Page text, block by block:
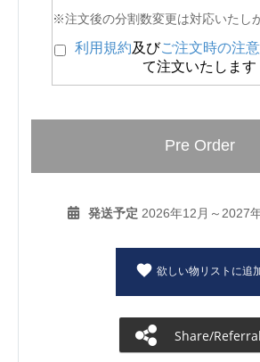
※注文後の分割数変更は対応いたし
利用規約及びご注文時の注
て注文いたします
Pre Order
発送予定 2026年12月～2027
欲しい物リストに追
Share/Referral